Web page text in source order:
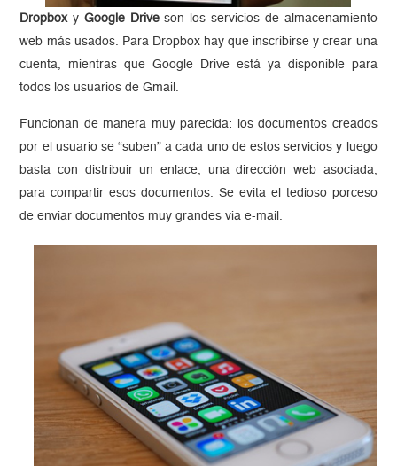
Dropboxy Google Driveson los servicios de almacenamiento
web más usados. Para Dropbox hay que inscribirse y crear una
cuenta, mientras que Google Drive está ya disponible para
todos los usuarios de Gmail.
Funcionan de manera muy parecida: los documentos creados
por el usuario se “suben” a cada uno de estos servicios y luego
basta con distribuir un enlace, una dirección web asociada,
para compartir esos documentos. Se evita el tedioso porceso
de enviar documentos muy grandes via e-mail.